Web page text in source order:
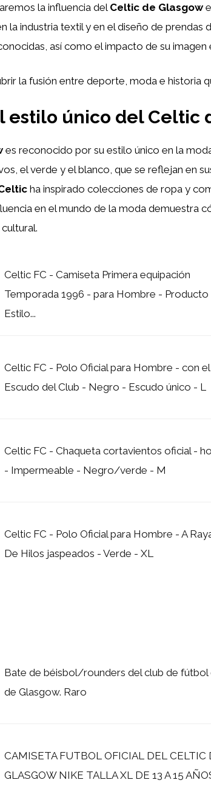
la influencia del Celtic de Glasgow
la industria textil y en el diseño de
así como el impacto de su imagen
la fusión entre deporte, moda e historia
estilo único del Celtic
es reconocido por su estilo único en la
el verde y el blanco, que se reflejan en
ha inspirado colecciones de ropa y
en el mundo de la moda demuestra
Celtic FC - Camiseta Primera equipación
Temporada 1996 - para Hombre - Producto
Estilo...
Celtic FC - Polo Oficial para Hombre - con el
Escudo del Club - Negro - Escudo único - L
Celtic FC - Chaqueta cortavientos oficial -
- Impermeable - Negro/verde - M
Celtic FC - Polo Oficial para Hombre - A
De Hilos jaspeados - Verde - XL
Bate de béisbol/rounders del club de fútbol
de Glasgow. Raro
CAMISETA FUTBOL OFICIAL DEL CELTIC
GLASGOW NIKE TALLA XL DE 13 A 15